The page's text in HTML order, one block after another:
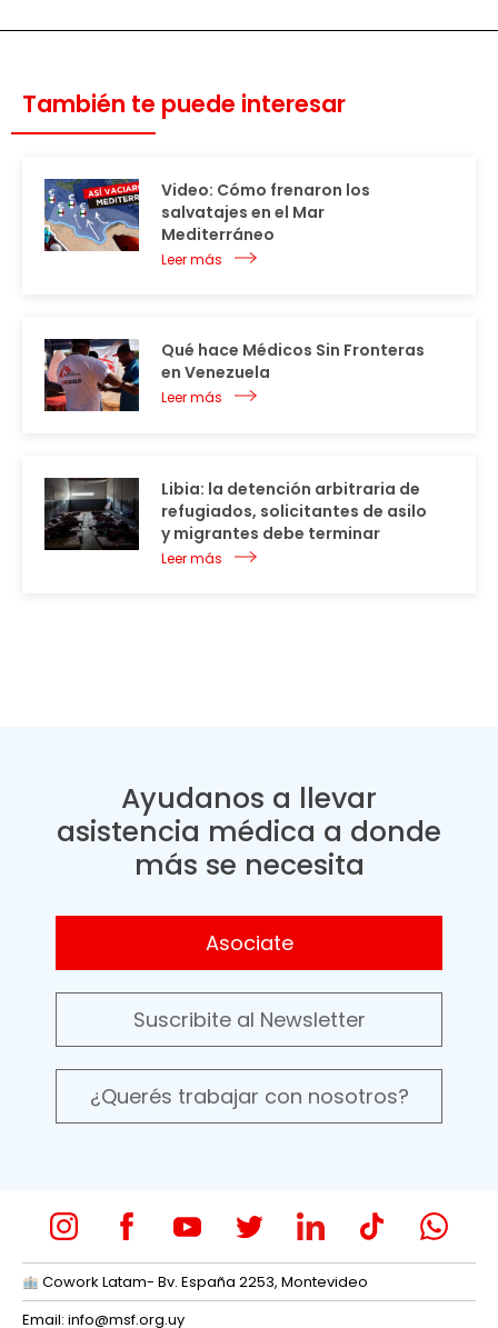
También te puede interesar
Video: Cómo frenaron los
salvatajes en el Mar
Mediterráneo
Leer más
Qué hace Médicos Sin Fronteras
en Venezuela
Leer más
Libia: la detención arbitraria de
refugiados, solicitantes de asilo
y migrantes debe terminar
Leer más
Ayudanos a llevar
asistencia médica a donde
más se necesita
Asociate
Suscribite al Newsletter
¿Querés trabajar con nosotros?
Cowork Latam- Bv. España 2253, Montevideo
Email: info@msf.org.uy